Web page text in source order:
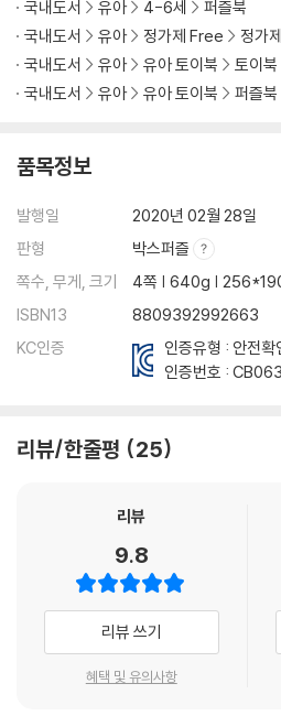
국내도서 유아 4-6세
퍼즐북
국내도서
유아 정가제 Free
정가
국내도서
유아 유아 토이북
토이북
국내도서
유아 유아 토이북 퍼즐북
품목정보
발행일
2020년 02월 28일
판형
박스퍼즐
쪽수, 무게, 크기
4쪽 | 640g |
ISBN13
8809392992663
KC인증
인증유형 : 안전확
인증번호 :
리뷰/한줄평 25
리뷰
9.8
리뷰 쓰기
혜택 및 유의사항